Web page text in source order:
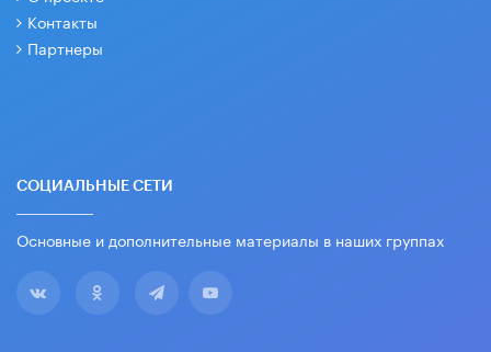
Контакты
Партнеры
СОЦИАЛЬНЫЕ СЕТИ
Основные и дополнительные материалы в наших группах